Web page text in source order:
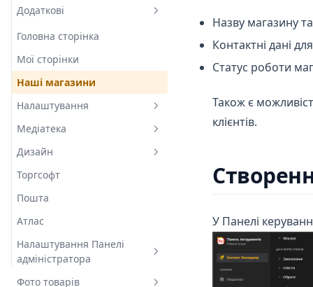
Синхронізація
Про синхронізацію
Синхронізація з ТОМ
Файл синхронізації
Вимоги до даних
Глобальне SEO
Зворотній зв'язок
Контент
Переадресація
Google Search Console
Google Merchant Center
Google Analytics
Додаткові
Головна сторінка
Мої сторінки
Наші магазини
Налаштування
Глобальна інформація
Доставка
Замовлення
Оплата
Сервер
Сповіщення
Сторонні ресурси
Медіатека
Медіатека в TOM
Дизайн
Основні налаштування Теми
Налаштування макета
Компоненти макета
Картка товару
Сторінка товару
Торгсофт
Пошта
Атлас
Налаштування Панелі
адміністратора
Фото товарів
Назву магазину
Контактні дані для
Статус роботи
Також є
клієнтів.
У Панелі